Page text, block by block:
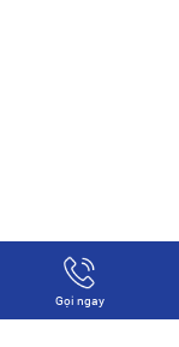
Gọi ngay